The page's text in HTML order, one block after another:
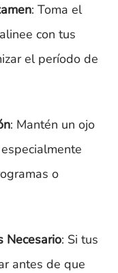
: Toma el
con tus
el período de
: Mantén un ojo
o
Necesario: Si tus
antes de que